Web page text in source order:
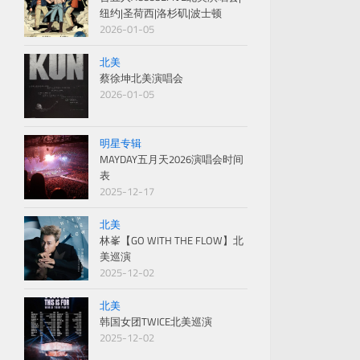
纽约|圣荷西|洛杉矶|波士顿
2026-01-05
北美
蔡徐坤北美演唱会
2026-01-05
明星专辑
MAYDAY五月天2026演唱会时间
表
2025-12-17
北美
林峯【GO WITH THE FLOW】北
美巡演
2025-12-02
北美
韩国女团TWICE北美巡演
2025-12-02